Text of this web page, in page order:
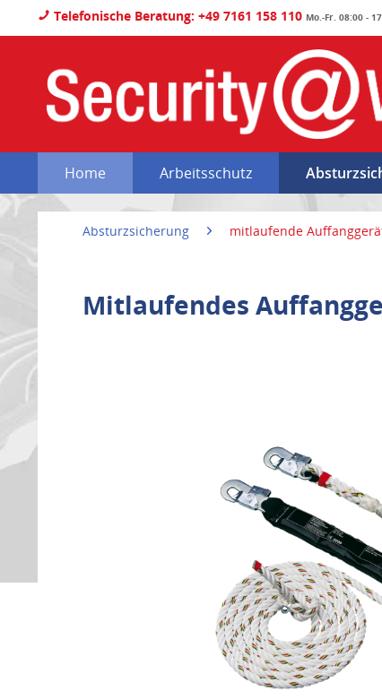
Telefonische Beratung: +49 7161 158 110 Mo.-Fr. 08:00 -
Home Arbeitsschutz
Absturzsicherung mitlaufende
Mitlaufendes